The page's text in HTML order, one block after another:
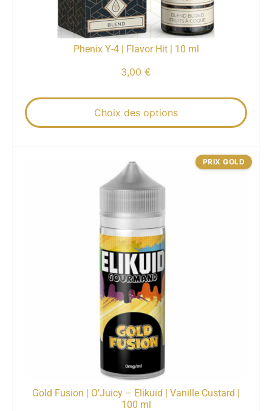
Phenix Y-4 | Flavor Hit | 10 ml
3,00 €
Choix des options
Gold Fusion | O’Juicy – Elikuid | Vanille Custard |
100 ml
PRIX GOLD